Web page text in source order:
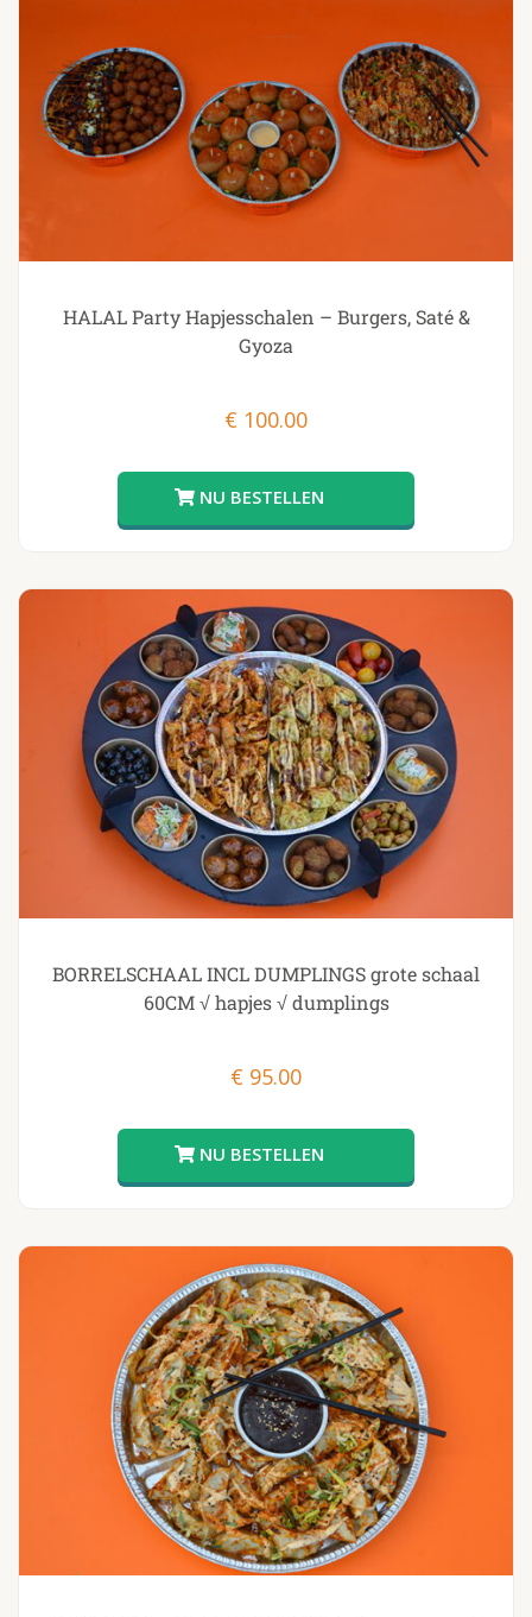
HALAL Party Hapjesschalen – Burgers, Saté &
Gyoza
€ 100.00
BORRELSCHAAL INCL DUMPLINGS grote schaal
60CM √ hapjes √ dumplings
€ 95.00